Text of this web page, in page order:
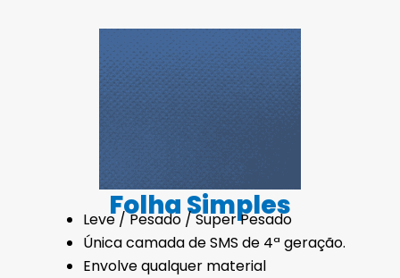
Folha Simples
Leve / Pesado / Super Pesado
Única camada de SMS de 4ª geração.
Envolve qualquer material